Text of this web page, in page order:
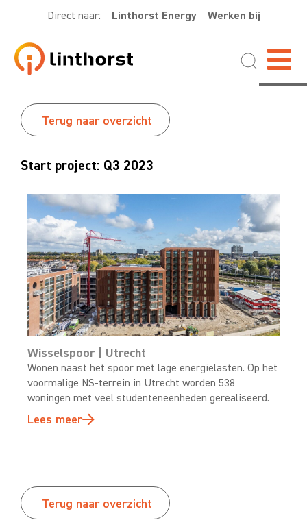
Direct naar: Linthorst Energy Werken bij
Terug naar overzicht
Start project: Q3 2023
Wisselspoor | Utrecht
Wonen naast het spoor met lage energielasten. Op het
voormalige NS-terrein in Utrecht worden 538
woningen met veel studenteneenheden gerealiseerd.
Lees meer
Terug naar overzicht